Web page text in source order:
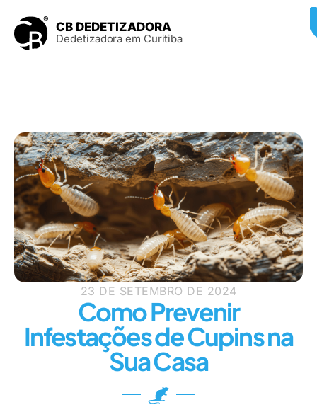
CB DEDETIZADORA
Dedetizadora em Curitiba
23 DE SETEMBRO DE 2024
Como Prevenir
Infestações de Cupins na
Sua Casa